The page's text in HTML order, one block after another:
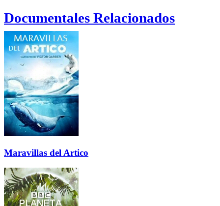
Documentales Relacionados
Maravillas del Artico